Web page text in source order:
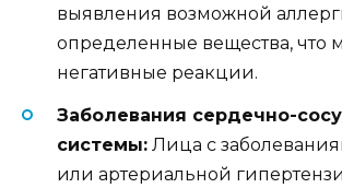
выявления возможной
определенные вещества, что
негативные реакции.
Заболевания сердечно-
системы: Лица с
или артериальной